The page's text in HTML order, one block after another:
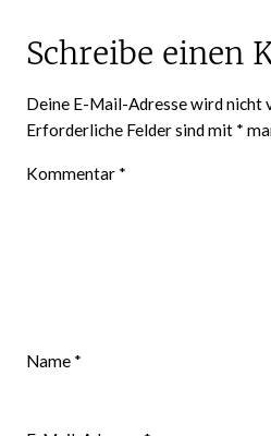
Schreibe einen
Deine E-Mail-Adresse wird
Erforderliche Felder sind mit *
Kommentar *
Name *